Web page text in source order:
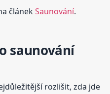
článekSaunování.
saunování
rozlišit, zda jde